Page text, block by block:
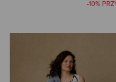
-10%